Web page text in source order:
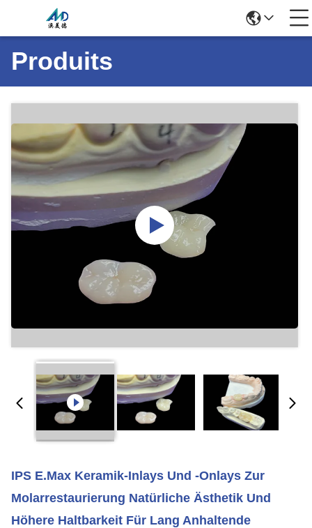
Produits
IPS E.max Keramik-Inlays Und -Onlays Zur
Molarrestaurierung Natürliche Ästhetik Und
Höhere Haltbarkeit Für Lang Anhaltende